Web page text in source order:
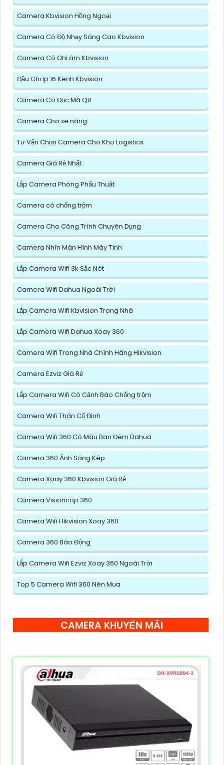
Camera Kbvision Hồng Ngoại
Camera Có Độ Nhạy Sáng Cao Kbvision
Camera Có Ghi âm Kbvision
Đầu Ghi Ip 16 Kênh Kbvision
Camera Có Đọc Mã QR
Camera Cho xe nâng
Tư Vấn Chọn Camera Cho Kho Logistics
Camera Giá Rẻ Nhất
Lắp Camera Phòng Phẩu Thuật
Camera có chống trộm
Camera Cho Công Trình Chuyên Dụng
Camera Nhìn Màn Hình Máy Tính
Lắp Camera Wifi 3k Sắc Nét
Camera Wifi Dahua Ngoài Trời
Lắp Camera Wifi Kbvision Trong Nhà
Lắp Camera Wifi Dahua Xoay 360
Camera Wifi Trong Nhà Chính Hãng Hikvision
Camera Ezviz Giá Rẻ
Lắp Camera Wifi Có Cảnh Báo Chống trộm
Camera Wifi Thân Cố Định
Camera Wifi 360 Có Màu Ban Đêm Dahua
Camera 360 Ánh Sáng Kép
Camera Xoay 360 Kbvision Giá Rẻ
Camera Visioncop 360
Camera Wifi Hikvision Xoay 360
Camera 360 Báo Động
Lắp Camera Wifi Ezviz Xoay 360 Ngoài Trời
Top 5 Camera Wifi 360 Nên Mua
CAMERA KHUYẾN MÃI